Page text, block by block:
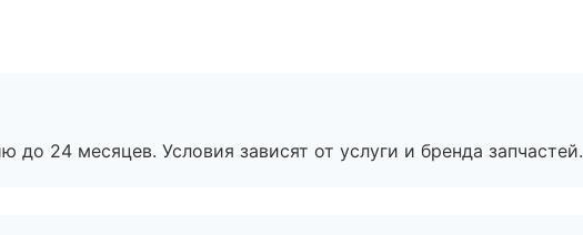
до 24 месяцев. Условия зависят от услуги и бренда запчастей.